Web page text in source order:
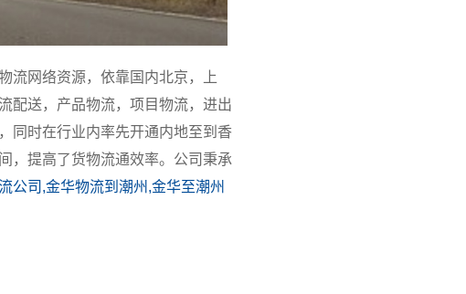
流网络资源，依靠国内北京，上
配送，产品物流，项目物流，进出
同时在行业内率先开通内地至到香
，提高了货物流通效率。公司秉承
公司,金华物流到潮州,金华至潮州